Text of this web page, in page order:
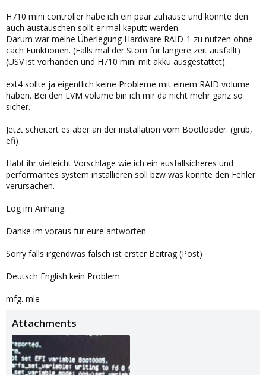
H710 mini controller habe ich ein paar zuhause und könnte den
auch austauschen sollt er mal kaputt werden.
Darum war meine Überlegung Hardware RAID-1 zu nutzen ohne
cach Funktionen. (Falls mal der Stom für längere zeit ausfällt)
(USV ist vorhanden und H710 mini mit akku ausgestattet).
ext4 sollte ja eigentlich keine Probleme mit einem RAID volume
haben. Bei den LVM volume bin ich mir da nicht mehr ganz so
sicher.
Jetzt scheitert es aber an der installation vom Bootloader. (grub,
efi)
Habt ihr vielleicht Vorschläge wie ich ein ausfallsicheres und
performantes system installieren soll bzw was könnte den Fehler
verursachen.
Log im Anhang.
Danke im voraus für eure antworten.
Sorry falls irgendwas falsch ist erster Beitrag (Post)
Deutsch English kein Problem
mfg. mle
Attachments